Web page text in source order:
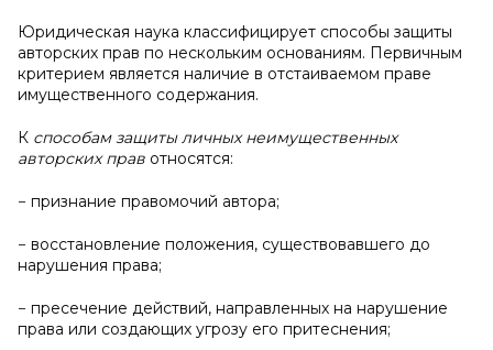
Юридическая наука классифицирует способы защиты
авторских прав по нескольким основаниям. Первичным
критерием является наличие в отстаиваемом праве
имущественного содержания.
К способам защиты личных неимущественных
авторских прав относятся:
− признание правомочий автора;
− восстановление положения, существовавшего до
нарушения права;
− пресечение действий, направленных на нарушение
права или создающих угрозу его притеснения;